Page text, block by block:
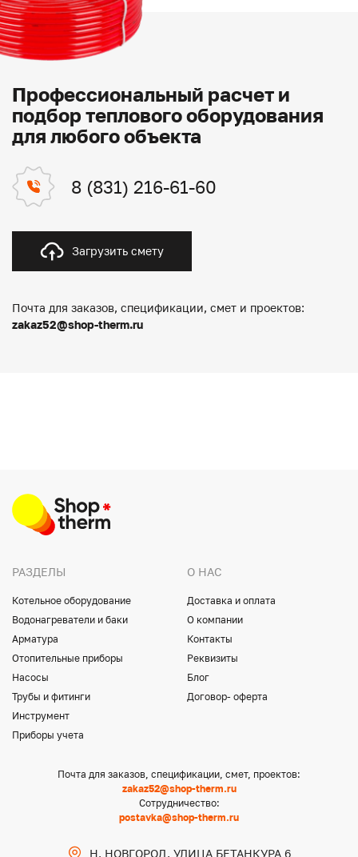
Профессиональный расчет и
подбор теплового оборудования
для любого объекта
8 (831) 216-61-60
Загрузить смету
Почта для заказов, спецификации, смет и проектов:
zakaz52@shop-therm.ru
РАЗДЕЛЫ
Котельное оборудование
Водонагреватели и баки
Арматура
Отопительные приборы
Насосы
Трубы и фитинги
Инструмент
Приборы учета
О НАС
Доставка и оплата
О компании
Контакты
Реквизиты
Блог
Договор- оферта
Почта для заказов, спецификации, смет, проектов:
zakaz52@shop-therm.ru
Сотрудничество:
postavka@shop-therm.ru
Н. НОВГОРОД, УЛИЦА БЕТАНКУРА 6